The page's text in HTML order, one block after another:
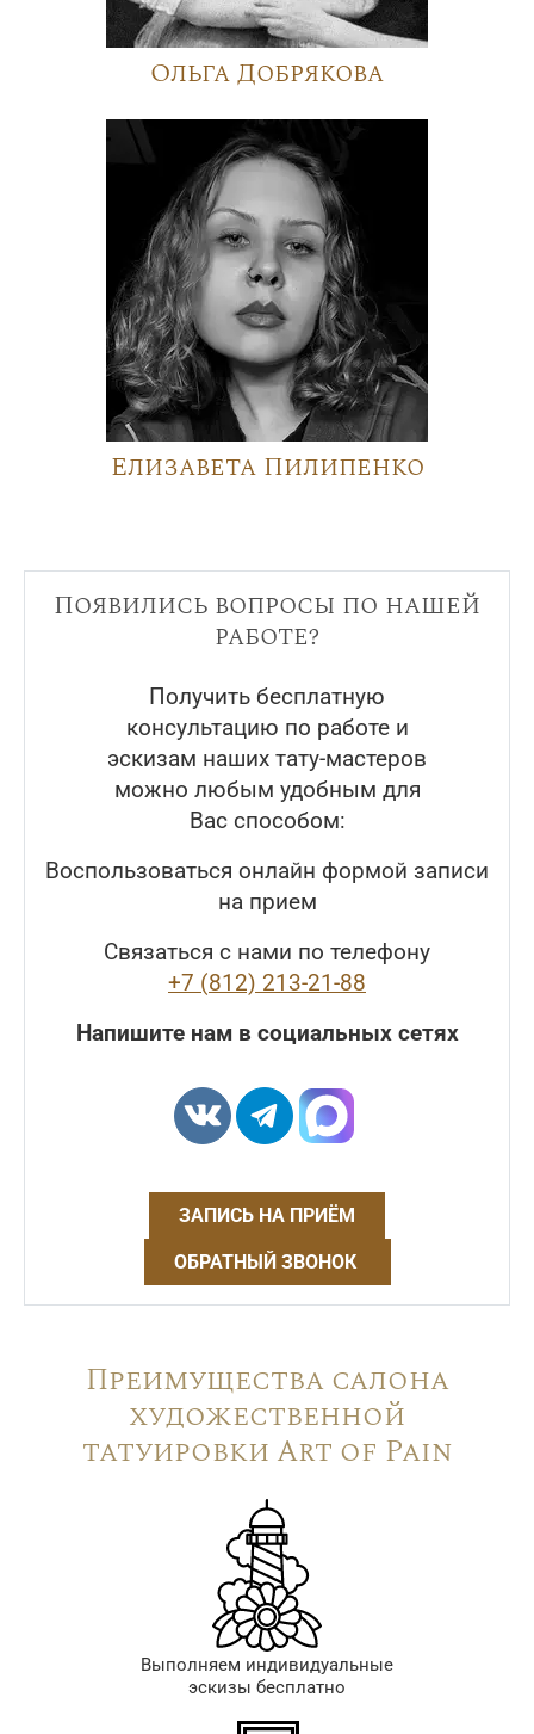
Ольга Добрякова
Елизавета Пилипенко
Появились вопросы по нашей
работе?
Получить бесплатную
консультацию по работе и
эскизам наших тату-мастеров
можно любым удобным для
Вас способом:
Воспользоваться онлайн формой записи
на прием
Связаться с нами по телефону
+7 (812) 213-21-88
Напишите нам в социальных сетях
ЗАПИСЬ НА ПРИЁМ
ОБРАТНЫЙ ЗВОНОК
Преимущества салона
художественной
татуировки Art of Pain
Выполняем индивидуальные
эскизы бесплатно